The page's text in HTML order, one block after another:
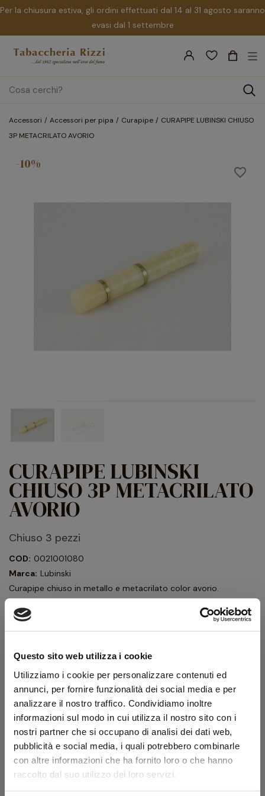
Questo sito web utilizza i cookie
Utilizziamo i cookie per personalizzare contenuti ed
annunci, per fornire funzionalità dei social media e per
analizzare il nostro traffico. Condividiamo inoltre
informazioni sul modo in cui utilizza il nostro sito con i
nostri partner che si occupano di analisi dei dati web,
pubblicità e social media, i quali potrebbero combinarle
con altre informazioni che ha fornito loro o che hanno
raccolto dal suo utilizzo dei loro servizi.
Per la chiusura estiva, gli ordini effettuati dal 14 al 31 agosto saranno
evasi dal 1 settembre
search
☰
Accessori Accessori per pipa Curapipe
CURAPIPE LUBINSKI CHIUSO
3P METACRILATO AVORIO
favorite_border
-10%
CURAPIPE LUBINSKI
CHIUSO 3P METACRILATO
AVORIO
Chiuso 3 pezzi
COD: 0021001080
Marca: Lubinski
Curapipe chiuso in metallo e metacrilato color avorio.
pigino e punta.
25,00 € 22,50 € IVA inclusa
18,44 € IVA esclusa
Quantità
AGGIUNGI AL CARRELLO